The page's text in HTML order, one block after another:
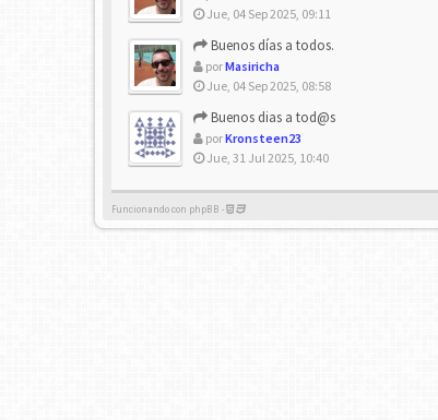
Jue, 04 Sep 2025, 09:11
Buenos días a todos.
porMasiricha
Jue, 04 Sep 2025, 08:58
Buenos dias a tod@s
porKronsteen23
Jue, 31 Jul 2025, 10:40
Funcionando con phpBB -